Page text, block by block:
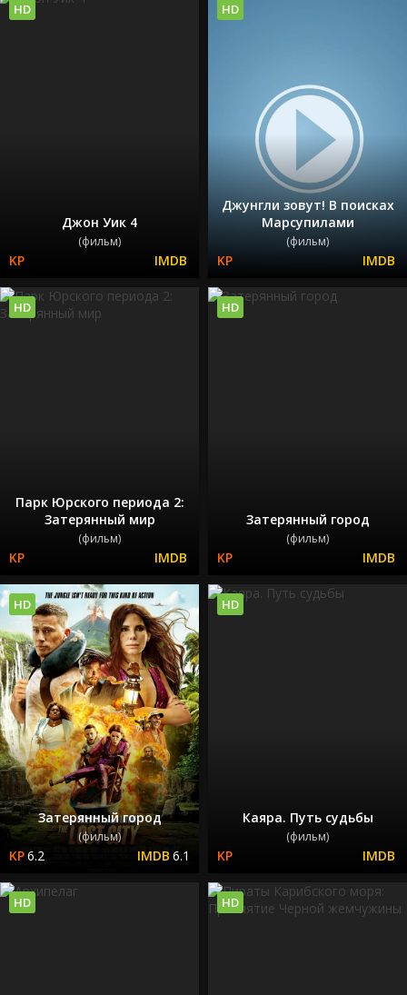
Джон Уик 4
(фильм)
HD
Джунгли зовут! В поисках
Марсупилами
(фильм)
HD
Парк Юрского периода 2:
Затерянный мир
(фильм)
HD
Затерянный город
(фильм)
HD
Затерянный город
(фильм)
6.2 6.1
HD
Каяра. Путь судьбы
(фильм)
HD
HD HD